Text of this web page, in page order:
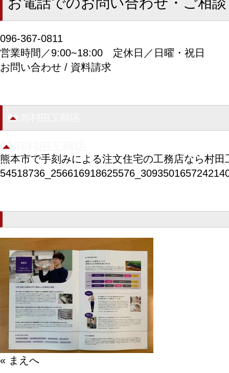
096-367-0811
営業時間／9:00~18:00 定休日／日曜・祝日
お問い合わせ / 資料請求
熊本市で手刻みによる注文住宅の工務店なら村田
« まえへ